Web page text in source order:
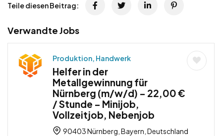
Teile diesen Beitrag:
Verwandte Jobs
Produktion, Handwerk
Helfer in der
Metallgewinnung für
Nürnberg (m/w/d) – 22,00 €
/ Stunde – Minijob,
Vollzeitjob, Nebenjob
90403 Nürnberg, Bayern, Deutschland